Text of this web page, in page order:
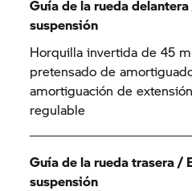
Guía de la rueda
suspensión
Horquilla invertida de 45
pretensado de
amortiguación de
regulable
Guía de la rueda trasera /
suspensión